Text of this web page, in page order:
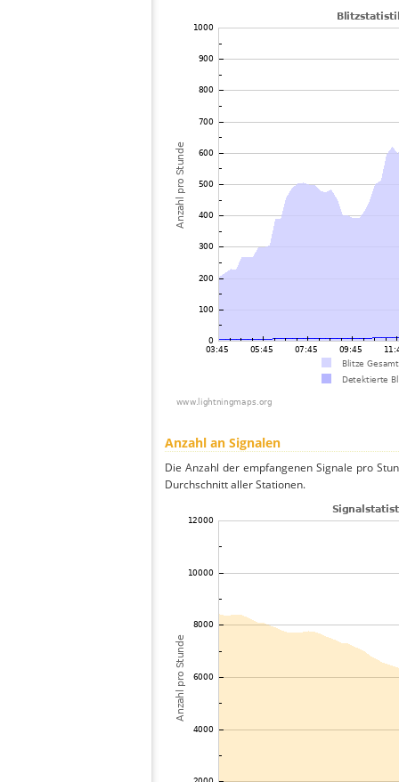
Anzahl an Signalen
Die Anzahl der empfangenen Signale pro
Durchschnitt aller Stationen.